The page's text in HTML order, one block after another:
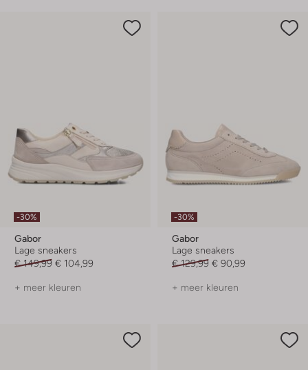
-30%
Gabor
Lage sneakers
€ 149,99 € 104,99
+ meer kleuren
-30%
Gabor
Lage sneakers
€ 129,99 € 90,99
+ meer kleuren